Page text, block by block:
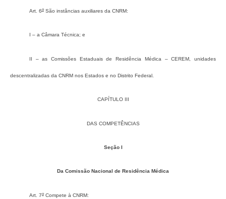
Art. 6oSão instâncias auxiliares da CNRM:
I – a Câmara Técnica; e
II – as Comissões Estaduais de Residência Médica – CEREM, unidades
descentralizadas da CNRM nos Estados e no Distrito Federal.
CAPÍTULO III
DAS COMPETÊNCIAS
Seção I
Da Comissão Nacional de Residência Médica
Art. 7oCompete à CNRM: